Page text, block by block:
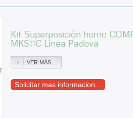
Kit Superposición horno
MKS11C Línea Padova
VER MÁS...
Solicitar mas informacion...